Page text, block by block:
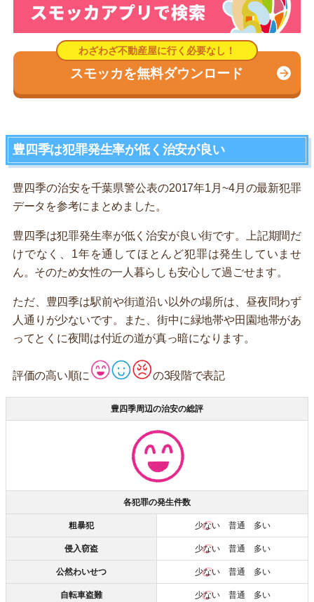
スモッカを無料ダウンロード
豊四季は犯罪発生率が低く治安が良い
豊四季の治安を千葉県警公表の2017年1月~4月の最新犯罪
データを参考にまとめました。
豊四季は犯罪発生率が低く治安が良い街です。上記期間だ
けでなく、1年を通してほとんど犯罪は発生していませ
ん。そのため女性の一人暮らしも安心して過ごせます。
ただ、豊四季は駅前や街道沿い以外の場所は、昼夜問わず
人通りが少ないです。また、街中に緑地帯や田園地帯があ
ってとくに夜間は付近の道が真っ暗になります。
評価の高い順に の3段階で表記
豊四季周辺の治安の総評
各犯罪の発生件数
粗暴犯 少ない普通 多い
侵入窃盗 少ない普通 多い
公然わいせつ 少ない普通 多い
自転車盗難 少ない普通 多い